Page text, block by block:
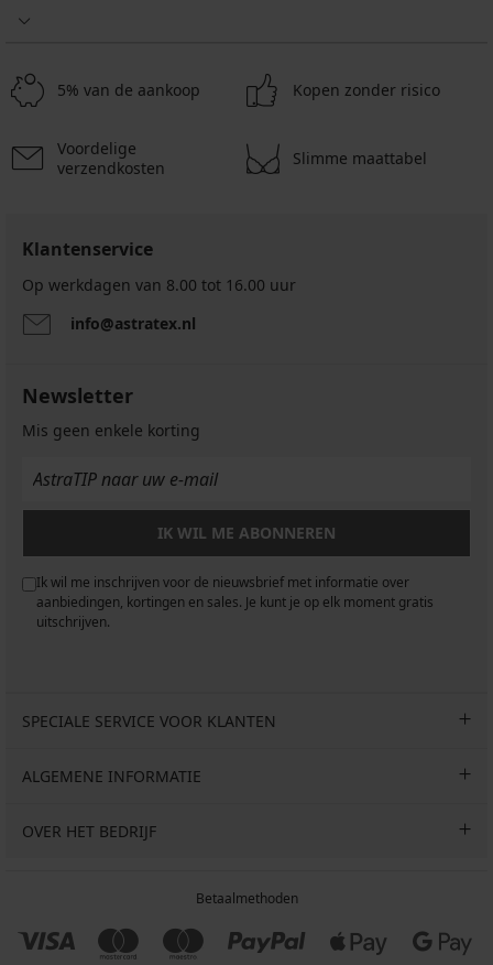
5% van de aankoop Kopen zonder risico
Voordelige
verzendkosten
Slimme maattabel
Klantenservice
Op werkdagen van 8.00 tot 16.00 uur
info@astratex.nl
Newsletter
Mis geen enkele korting
IK WIL ME ABONNEREN
Ik wil me inschrijven voor de nieuwsbrief met informatie over
aanbiedingen, kortingen en sales. Je kunt je op elk moment gratis
uitschrijven.
SPECIALE SERVICE VOOR KLANTEN
ALGEMENE INFORMATIE
OVER HET BEDRIJF
Betaalmethoden